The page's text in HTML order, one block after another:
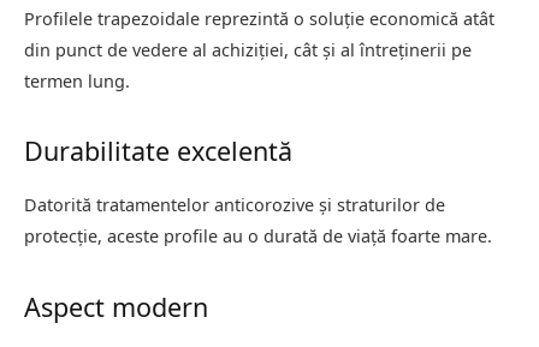
Profilele trapezoidale reprezintă o soluție economică atât
din punct de vedere al achiziției, cât și al întreținerii pe
termen lung.
Durabilitate excelentă
Datorită tratamentelor anticorozive și straturilor de
protecție, aceste profile au o durată de viață foarte mare.
Aspect modern